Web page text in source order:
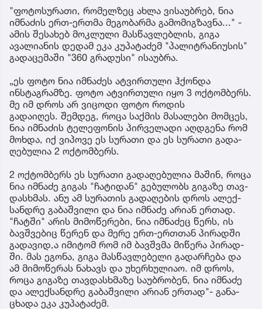
"ფოტოსურათი, რომელზეც ახლა ვისაუბრებ, ნია
იმნაძის ერთ-ერთმა მეგობარმა გამომიგზავნა..." -
ამის შესახებ მოკლული მასწავლებლის, გიგა
ავალიანის დედამ ეკა კუპატაძემ "პალიტრანიუსის"
გადაცემაში "360 გრადუსი" ისაუბრა.
„ეს ფოტო ნია იმნაძეს ატვირთული ჰქონდა
ინსტაგრამზე. ფოტო ატვირთული იყო 3 ოქტომბერს.
მე იმ დროს არ ვიცოდი ფოტო როდის
გადაიღეს. შემ­დეგ, როცა საქ­მის მა­სა­ლე­ბი მომ­ცეს,
ნია იმ­ნა­ძის ტე­ლე­ფო­ნის პირ­ვე­ლა­დი აღ­დგე­ნა რომ
მოხ­და, იქ ვი­პო­ვე ეს სუ­რა­თი და ეს სუ­რა­თი გა­და­
ღე­ბუ­ლია 2 ოქ­ტომ­ბერს.
2 ოქ­ტომ­ბერს ეს სუ­რა­თი გა­და­ღე­ბუ­ლია მა­შინ, როცა
ნია იმ­ნა­ძე გი­გას "ჩა­ტი­დან" გე­ბუ­ლობს გი­გა­ზე თავ­
დას­ხმას. ანუ ამ სუ­რა­თის გა­და­ღე­ბის დროს ალექ­
სან­დრე გა­ბაშ­ვი­ლი და ნია იმ­ნა­ძე არი­ან ერ­თად.
"ჩატ­ში" არის მი­მო­წე­რე­ბი, ნია იმ­ნა­ძეც წერს, ის
ბავ­შვე­ბიც წე­რენ და მერე ერთ-ერ­თთან პი­რად­ში
გა­და­ვი­დ,ა იმი­ტომ რომ იმ ბავ­შვმა მი­წე­რა პი­რად­
ში. მას ეგო­ნა, გიგა მას­წავ­ლე­ბე­ლი გა­დარ­ჩე­ბა და
ამ მი­მო­წე­რას ნა­ხავს და უხერ­ხუ­ლი­აო. იმ დროს,
როცა გი­გა­ზე თავ­დას­ხმა­ზე სა­უბ­რო­ბენ, ნია იმ­ნა­ძე
და ალექ­სან­დრე გა­ბაშ­ვი­ლი არი­ან ერ­თად"- გა­ნა­
ცხა­და ეკა კუ­პა­ტა­ძემ.